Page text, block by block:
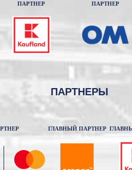
ПАРТНЕР
ПАРТНЕР
ПАРТНЕРЫ
ГЛАВНЫЙ ПАРТНЕР